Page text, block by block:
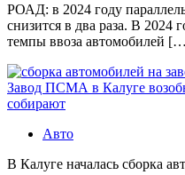
РОАД: в 2024 году
снизится в два раза. В 2024
темпы ввоза автомобилей
Завод ПСМА в Калуге
собирают
Авто
В Калуге началась сборка